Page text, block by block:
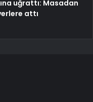
uğrattı: Masadan
attı